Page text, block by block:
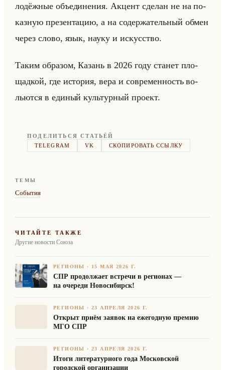
ло­дёж­ные объеди­не­ния. Ак­цент сде­лан не на по­
каз­ную пре­зен­та­цию, а на со­дер­жа­тельный обмен
через слово, язык, науку и ис­кус­ство.
Таким об­ра­зом, Ка­зань в 2026 году ста­нет пло­
щад­кой, где ис­то­рия, вера и со­вре­мен­ность во­
льют­ся в еди­ный культур­ный про­ект.
ПОДЕЛИТЬСЯ СТАТЬЁЙ
TELEGRAM
VK СКОПИРОВАТЬ ССЫЛКУ
ТЕМЫ
События
ЧИТАЙТЕ ТАКЖЕ
Другие новости Союза
РЕГИОНЫ · 15 МАЯ 2026 Г.
СПР продолжает встречи в регионах —
на очереди Новосибирск!
РЕГИОНЫ ·23 АПРЕЛЯ 2026 Г.
Открыт приём заявок на ежегодную премию
МГО СПР
РЕГИОНЫ ·23 АПРЕЛЯ 2026 Г.
Итоги литературного года Московской
городской организации